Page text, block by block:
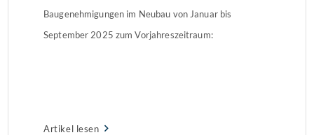
Baugenehmigungen im Neubau von Januar bis
September 2025 zum Vorjahreszeitraum:
Artikel lesen